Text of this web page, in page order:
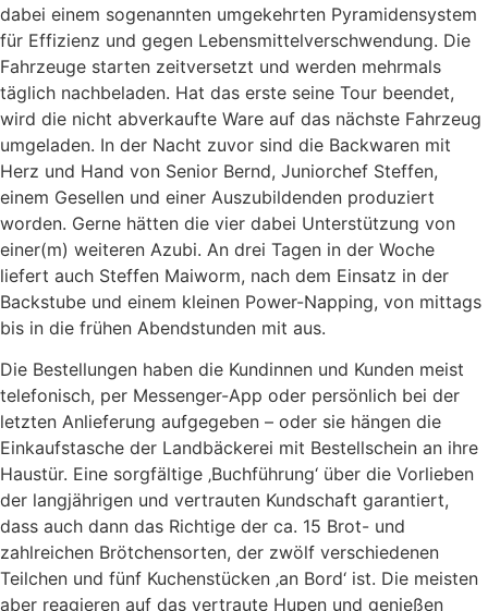
dabei einem sogenannten umgekehrten Pyramidensystem
für Effizienz und gegen Lebensmittelverschwendung. Die
Fahrzeuge starten zeitversetzt und werden mehrmals
täglich nachbeladen. Hat das erste seine Tour beendet,
wird die nicht abverkaufte Ware auf das nächste Fahrzeug
umgeladen. In der Nacht zuvor sind die Backwaren mit
Herz und Hand von Senior Bernd, Juniorchef Steffen,
einem Gesellen und einer Auszubildenden produziert
worden. Gerne hätten die vier dabei Unterstützung von
einer(m) weiteren Azubi. An drei Tagen in der Woche
liefert auch Steffen Maiworm, nach dem Einsatz in der
Backstube und einem kleinen Power-Napping, von mittags
bis in die frühen Abendstunden mit aus.
Die Bestellungen haben die Kundinnen und Kunden meist
telefonisch, per Messenger-App oder persönlich bei der
letzten Anlieferung aufgegeben – oder sie hängen die
Einkaufstasche der Landbäckerei mit Bestellschein an ihre
Haustür. Eine sorgfältige ‚Buchführung‘ über die Vorlieben
der langjährigen und vertrauten Kundschaft garantiert,
dass auch dann das Richtige der ca. 15 Brot- und
zahlreichen Brötchensorten, der zwölf verschiedenen
Teilchen und fünf Kuchenstücken ‚an Bord‘ ist. Die meisten
aber reagieren auf das vertraute Hupen und genießen